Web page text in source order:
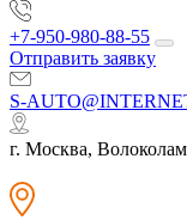
+7-950-980-88-55
Отправить заявку
S-
г. Москва,